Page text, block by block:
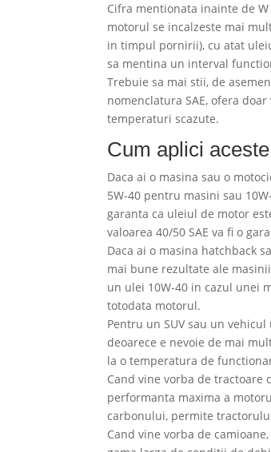
Cifra mentionata inainte de
motorul se incalzeste mai
in timpul pornirii), cu atat
sa mentina un interval
Trebuie sa mai stii, de
nomenclatura SAE, ofera
temperaturi scazute.
Cum aplici
Daca ai o masina sau o
5W-40 pentru masini sau
garanta ca uleiul de motor
valoarea 40/50 SAE va fi o
Daca ai o masina hatchback
mai bune rezultate ale
un ulei 10W-40 in cazul unei
totodata motorul.
Pentru un SUV sau un
deoarece e nevoie de mai
la o temperatura de
Cand vine vorba de tractoare
performanta maxima a
carbonului, permite
Cand vine vorba de